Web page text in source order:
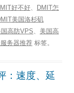
好不好、
DMIT怎
美国洛杉矶
国高防VPS、 美国高
务器推荐 标签。
：速度、延